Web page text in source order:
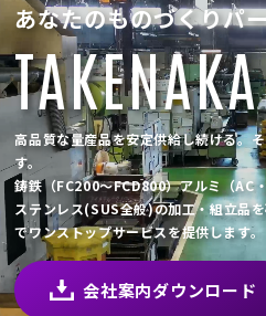
あなたのものづくりパ
高品質な量産品を安定供給し続ける。
す。
鋳鉄（FC200～FCD800）アルミ（AC
ステンレス(SUS全般)の加工・組立品
でワンストップサービスを提供します。
会社案内ダウンロード